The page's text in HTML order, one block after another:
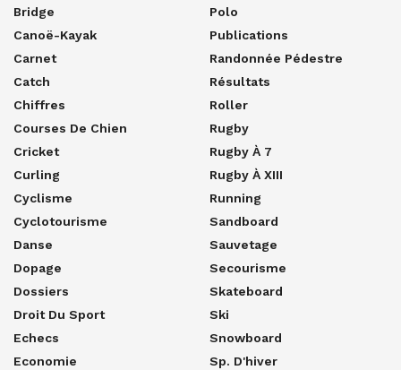
Bridge
Canoë-Kayak
Carnet
Catch
Chiffres
Courses De Chien
Cricket
Curling
Cyclisme
Cyclotourisme
Danse
Dopage
Dossiers
Droit Du Sport
Echecs
Economie
Polo
Publications
Randonnée Pédestre
Résultats
Roller
Rugby
Rugby À 7
Rugby À XIII
Running
Sandboard
Sauvetage
Secourisme
Skateboard
Ski
Snowboard
Sp. D'hiver